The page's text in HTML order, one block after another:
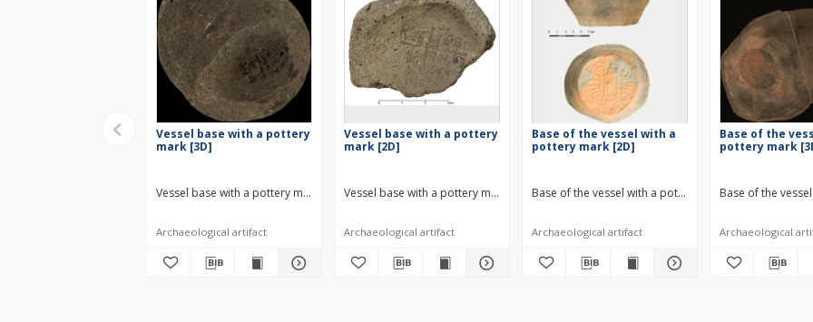
Vessel base with a pottery
mark [3D]
Vessel base with a pottery mark [3D] XI-XII century - chronology of the layers
Archaeological artifact
Vessel base with a pottery
mark [2D]
Vessel base with a pottery mark [2D] XI-XII century - chronology of the layers
Archaeological artifact
Base of the vessel with a
pottery mark [2D]
Base of the vessel with a pottery mark [2D] XII century
Archaeological artifact
Base of the
pottery mark
Base of the
Archaeological